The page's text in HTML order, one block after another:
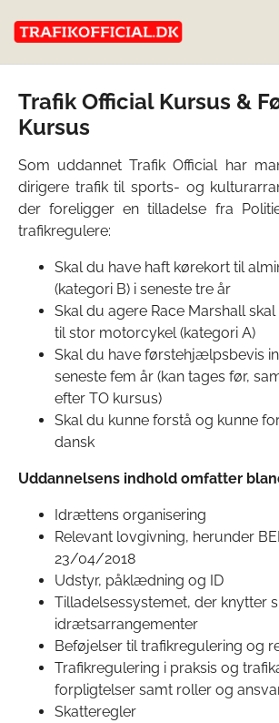
Trafik Official Kursus &
Kursus
Som uddannet Trafik Official har
dirigere trafik til sports- og
der foreligger en tilladelse fra
trafikregulere:
Skal du have haft kørekort til
(kategori B) i seneste tre år
Skal du agere Race Marshall
til stor motorcykel (kategori A)
Skal du have førstehjælpsbevis
seneste fem år (kan tages før,
efter TO kursus)
Skal du kunne forstå og kunne
dansk
Uddannelsens indhold omfatter
Idrættens organisering
Relevant lovgivning, herunder
23/04/2018
Udstyr, påklædning og ID
Tilladelsessystemet, der knytter
idrætsarrangementer
Beføjelser til trafikregulering og
Trafikregulering i praksis og
forpligtelser samt roller og
Skatteregler